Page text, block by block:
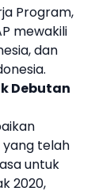
Program,
mewakili
dan
Debutan
yang telah
untuk
2020,